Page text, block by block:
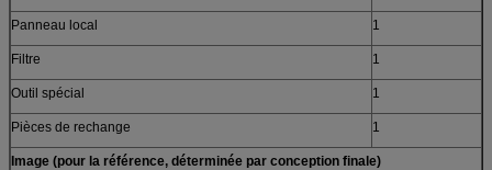
Panneau local 1
Filtre 1
Outil spécial 1
Pièces de rechange 1
Image (pour la référence, déterminée par conception finale)